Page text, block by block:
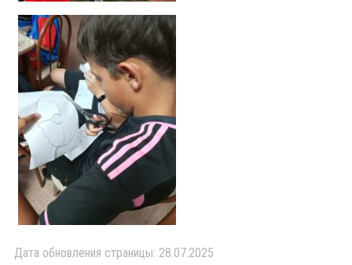
Дата обновления страницы: 28.07.2025